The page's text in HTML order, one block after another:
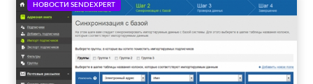
НОВОСТИ SENDEXPERT